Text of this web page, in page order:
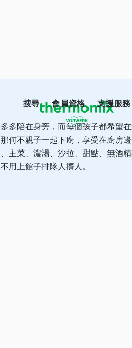
搜尋 會員資格 支援服務
多陪在身旁，而每個孩子都希望
何不親子一起下廚，享受在廚房
主菜、濃湯、沙拉、甜點、無酒
用上館子排隊人擠人。